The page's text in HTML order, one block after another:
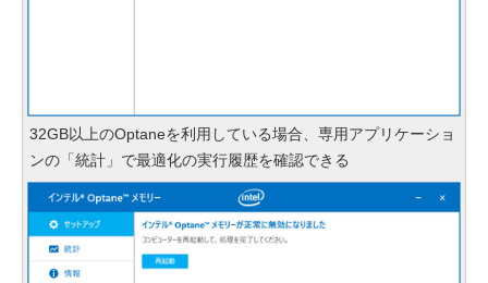
32GB以上のOptaneを利用している場合、専用アプリケーショ
ンの「統計」で最適化の実行履歴を確認できる